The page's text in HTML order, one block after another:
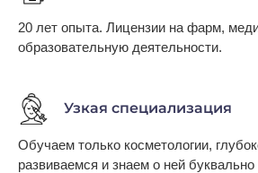
20 лет опыта. Лицензии на фарм,
образовательную деятельности.
Узкая специализация
Обучаем только косметологии,
развиваемся и знаем о ней буквально